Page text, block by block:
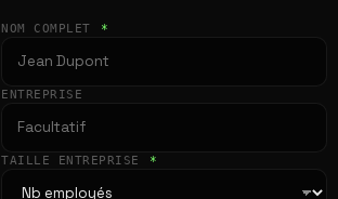
NOM COMPLET *
ENTREPRISE
TAILLE ENTREPRISE *